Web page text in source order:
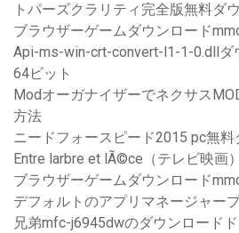
トパーズクラリティ完全版無料ダ
ブラウザーゲームダウンロード
Api-ms-win-crt-convert-l1-1-0.dllダ
64ビット
Modオーガナイザーでネクサス
方法
ニードフォースピード2015 pc無
Entre larbre et lÃ©ce（テレビ映画
ブラウザーゲームダウンロード
デフォルトのアプリマネージャー
兄弟mfc-j6945dwのダウンロード